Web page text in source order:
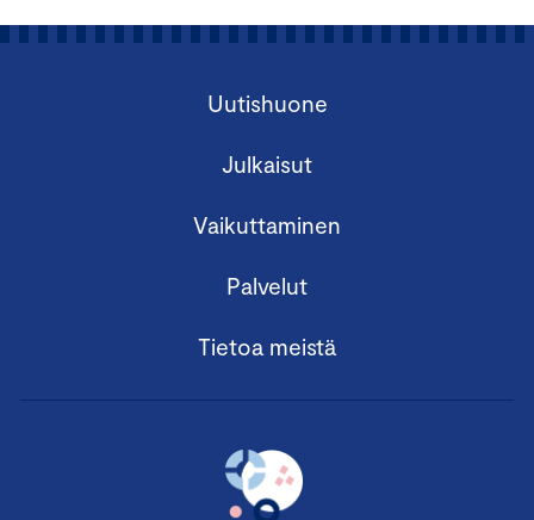
Uutishuone
Julkaisut
Vaikuttaminen
Palvelut
Tietoa meistä